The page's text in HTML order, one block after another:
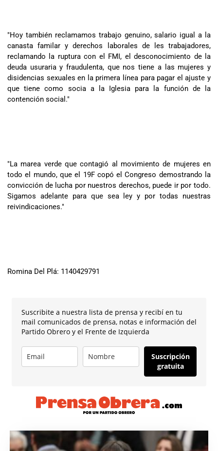
"Hoy también reclamamos trabajo genuino, salario igual a la
canasta familar y derechos laborales de les trabajadores,
reclamando la ruptura con el FMI, el desconocimiento de la
deuda usuraria y fraudulenta, que nos tiene a las mujeres y
disidencias sexuales en la primera línea para pagar el ajuste y
que tiene como socia a la Iglesia para la función de la
contención social."
"La marea verde que contagió al movimiento de mujeres en
todo el mundo, que el 19F copó el Congreso demostrando la
convicción de lucha por nuestros derechos, puede ir por todo.
Sigamos adelante para que sea ley y por todas nuestras
reivindicaciones."
Romina Del Plá: 1140429791
Suscribite a nuestra lista de prensa y recibí en tu
mail comunicados de prensa, notas e información del
Partido Obrero y el Frente de Izquierda
Suscripción
gratuita